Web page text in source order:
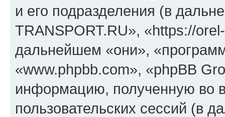
и его подразделения (в
TRANSPORT.RU», «https://
дальнейшем «они»,
«www.phpbb.com», «phpBB
информацию, полученную во
пользовательских сессий (в